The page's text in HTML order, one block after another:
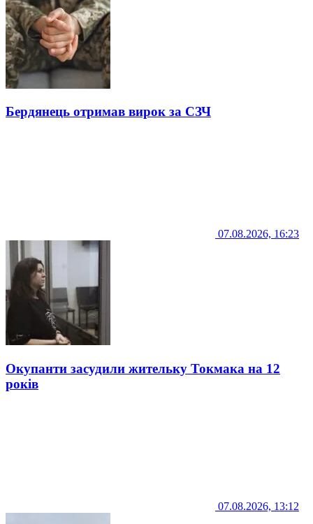
Бердянець отримав вирок за СЗЧ
07.08.2026, 16:23
Окупанти засудили жительку Токмака на 12
років
07.08.2026, 13:12